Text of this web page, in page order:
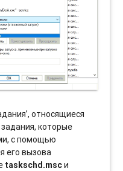
относящиеся
задания, которые
с помощью
его вызова
taskschd.mscи